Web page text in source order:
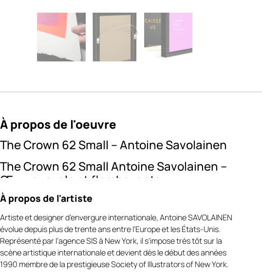
À propos de l'oeuvre
The Crown 62 Small – Antoine Savolainen
The Crown 62 Small Antoine Savolainen –
Œuvre royale et flamboyante
The Crown 62 Small Antoine Savolainen
stylisé éclaté en couleurs flamboyantes. Orange incandescent,
violet profond, fuchsia vibrant et éclats de vert composent une
palette spectaculaire. Avec The Crown 62 Small Antoine
Savolainen, l’artiste propose une vision audacieuse où lumière,
nature et noblesse fusionnent dans une énergie magnétique.
À propos de l'artiste
Artiste et designer d’envergure internationale, Antoine SAVOLAINEN
évolue depuis plus de trente ans entre l’Europe et les États-Unis.
Représenté par l’agence SIS à New York, il s’impose très tôt sur la
scène artistique internationale et devient dès le début des années
1990 membre de la prestigieuse Society of Illustrators of New York.